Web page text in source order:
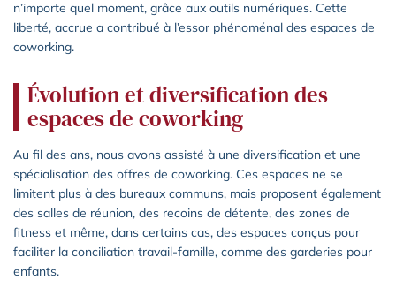
n’importe quel moment, grâce aux outils numériques. Cette
liberté, accrue a contribué à l’essor phénoménal des espaces de
coworking.
Évolution et diversification des
espaces de coworking
Au fil des ans, nous avons assisté à une diversification et une
spécialisation des offres de coworking. Ces espaces ne se
limitent plus à des bureaux communs, mais proposent également
des salles de réunion, des recoins de détente, des zones de
fitness et même, dans certains cas, des espaces conçus pour
faciliter la conciliation travail-famille, comme des garderies pour
enfants.